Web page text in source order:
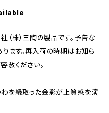
株）三陶の製品です。予告な
ます。再入荷の時期はお知ら
赦ください。
わを縁取った金彩が上質感を演